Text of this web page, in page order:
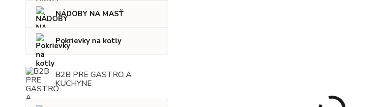
NÁDOBY NA MASŤ
Pokrievky na kotly
B2B PRE GASTRO A
KUCHYNE